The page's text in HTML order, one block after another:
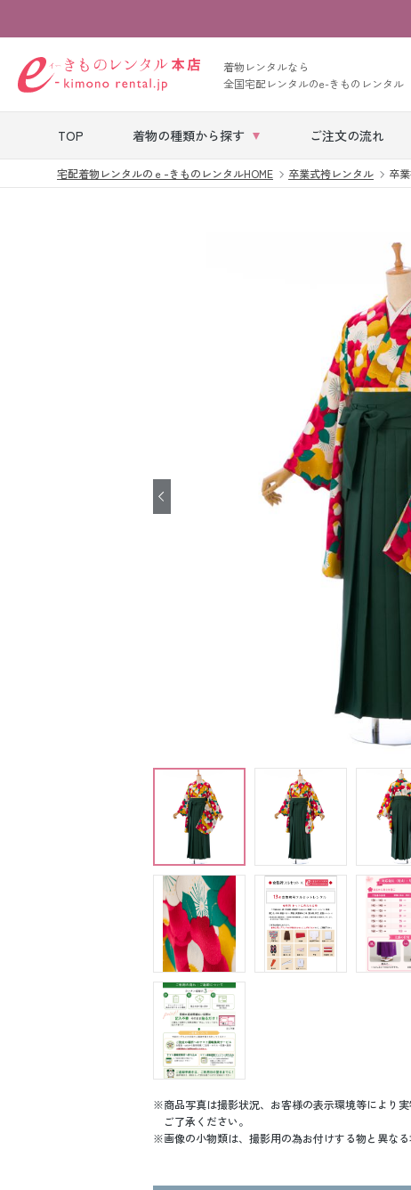
着物レンタルなら
全国宅配レンタルのe-きものレンタル
TOP 着物の種類から探す ご注文の流れ
七五三レンタル 振
ジ
ン
男
ル
宅配着物レンタルのｅ-きものレンタルHOME 卒業式袴レンタル 卒
商品写真は撮影状況、お客様の表示環境等により
ご了承ください。
画像の小物類は、撮影用の為お付けする物と異なる